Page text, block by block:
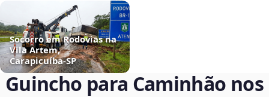
Socorro em Rodovias na
Vila Artem,
Carapicuíba‑SP
Guincho para Caminhão nos